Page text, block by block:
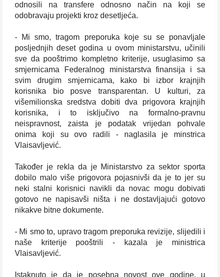
odnosili na transfere odnosno način na koji se
odobravaju projekti kroz desetljeća.
- Mi smo, tragom preporuka koje su se ponavljale
posljednjih deset godina u ovom ministarstvu, učinili
sve da pooštrimo kompletno kriterije, usuglasimo sa
smjernicama Federalnog ministarstva finansija i sa
svim drugim smjernicama, kako bi izbor krajnjih
korisnika bio posve transparentan. U kulturi, za
višemilionska sredstva dobiti dva prigovora krajnjih
korisnika, i to isključivo na formalno-pravnu
neispravnost, zaista je podatak vrijedan pohvale
onima koji su ovo radili - naglasila je minstrica
Vlaisavljević.
Također je rekla da je Ministarstvo za sektor sporta
dobilo malo više prigovora pojasnivši da je to jer su
neki stalni korisnici navikli da novac mogu dobivati
gotovo ne napisavši ništa i ne dostavljajući gotovo
nikakve bitne dokumente.
- Mi smo to, upravo tragom preporuka revizije, slijedili i
naše kriterije pooštrili - kazala je ministrica
Vlaisavljević.
Istaknuto je da je posebna novost ove godine, u